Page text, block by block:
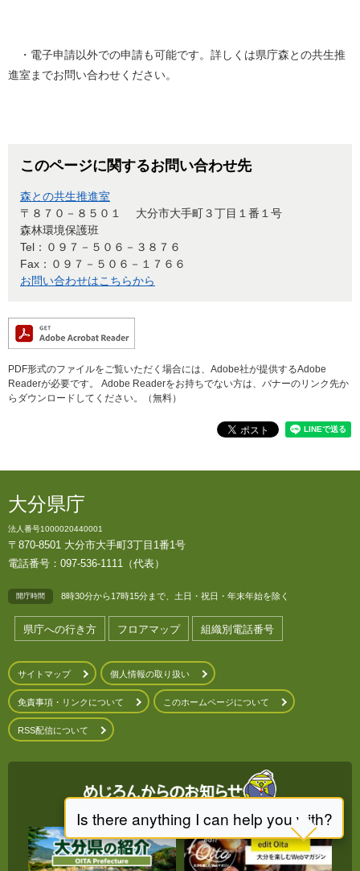
・電子申請以外での申請も可能です。詳しくは県庁森との共生推
進室までお問い合わせください。
このページに関するお問い合わせ先
森との共生推進室
〒８７０－８５０１
大分市大手町３丁目１番１号
森林環境保護班
Tel：０９７－５０６－３８７６
Fax：０９７－５０６－１７６６
お問い合わせはこちらから
PDF形式のファイルをご覧いただく場合には、Adobe社が提供するAdobe
Readerが必要です。
Adobe Readerをお持ちでない方は、バナーのリンク先か
らダウンロードしてください。（無料）
大分県庁
法人番号1000020440001
〒870-8501 大分市大手町3丁目1番1号
電話番号：097-536-1111（代表）
開庁時間 8時30分から17時15分まで、土日・祝日・年末年始を除く
県庁への行き方 フロアマップ 組織別電話番号
サイトマップ 個人情報の取り扱い
免責事項・リンクについて このホームページについて
RSS配信について